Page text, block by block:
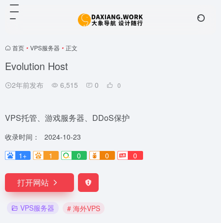
首页 • VPS服务器 • 正文
Evolution Host
2年前发布 6,515 0 0
VPS托管、游戏服务器、DDoS保护
收录时间：
2024-10-23
1+
1 0 0 0
打开网站
VPS服务器 # 海外VPS